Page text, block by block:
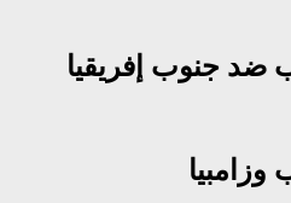
ضد جنوب إفريقيا